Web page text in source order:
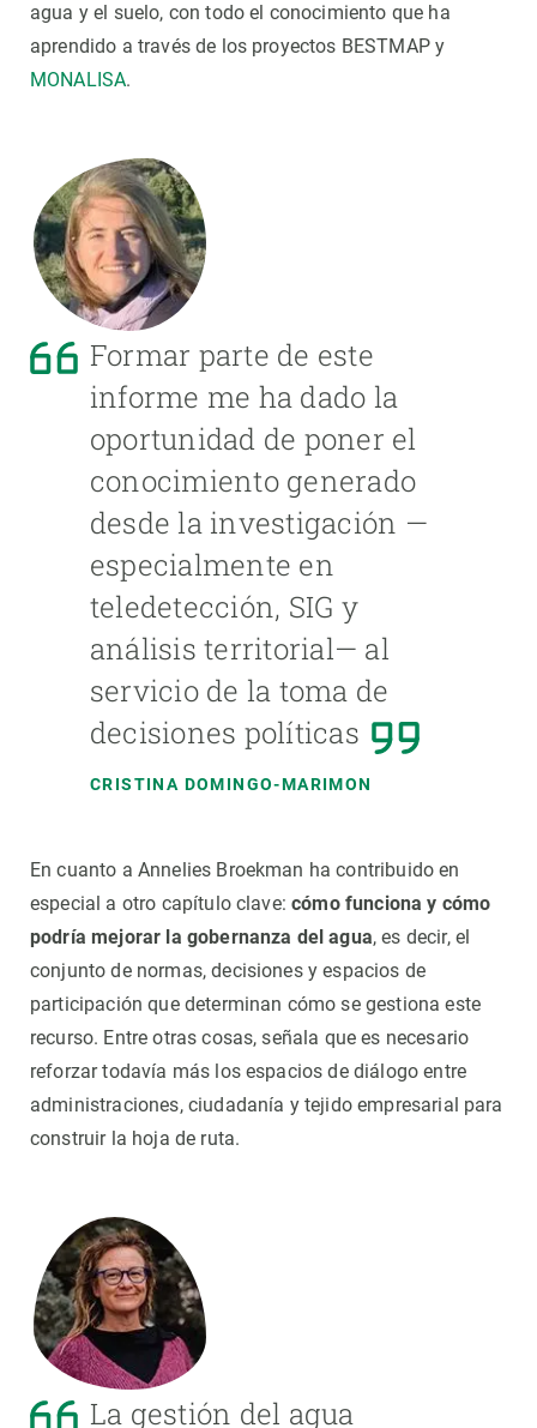
agua y el suelo, con todo el conocimiento que ha
aprendido a través de los proyectos BESTMAP y
MONALISA.
Formar parte de este
informe me ha dado la
oportunidad de poner el
conocimiento generado
desde la investigación —
especialmente en
teledetección, SIG y
análisis territorial— al
servicio de la toma de
decisiones políticas
CRISTINA DOMINGO-MARIMON
En cuanto a Annelies Broekman ha contribuido en
especial a otro capítulo clave:cómo funciona y cómo
podría mejorar la gobernanza del agua, es decir, el
conjunto de normas, decisiones y espacios de
participación que determinan cómo se gestiona este
recurso. Entre otras cosas, señala que es necesario
reforzar todavía más los espacios de diálogo entre
administraciones, ciudadanía y tejido empresarial para
construir la hoja de ruta.
La gestión del agua